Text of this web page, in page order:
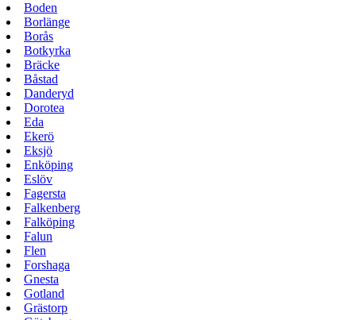
Boden
Borlänge
Borås
Botkyrka
Bräcke
Båstad
Danderyd
Dorotea
Eda
Ekerö
Eksjö
Enköping
Eslöv
Fagersta
Falkenberg
Falköping
Falun
Flen
Forshaga
Gnesta
Gotland
Grästorp